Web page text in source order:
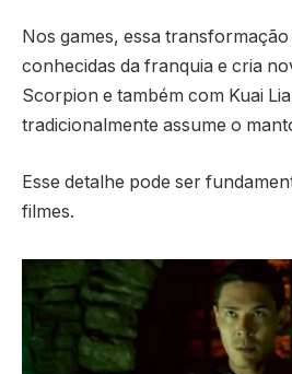
Nos games, essa transformação
conhecidas da franquia e cria
Scorpion e também com Kuai
tradicionalmente assume o
Esse detalhe pode ser
filmes.